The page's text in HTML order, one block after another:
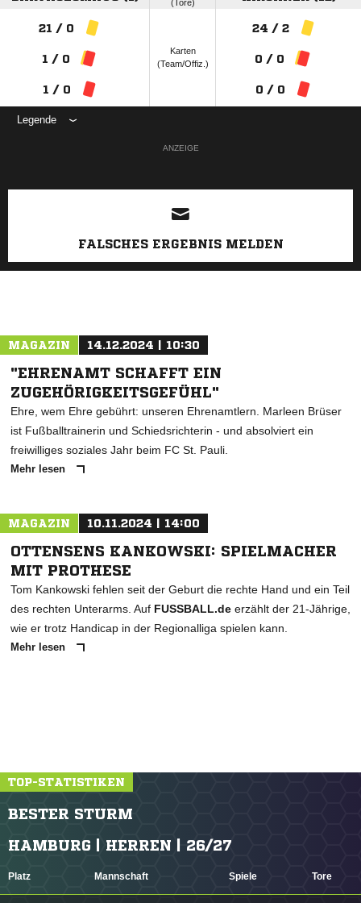
(Tore)
21 / 0
1 / 0
1 / 0
Karten
(Team/Offiz.)
24 / 2
0 / 0
0 / 0
Legende
ANZEIGE
FALSCHES ERGEBNIS MELDEN
MAGAZIN 14.12.2024 | 10:30
"EHRENAMT SCHAFFT EIN
ZUGEHÖRIGKEITSGEFÜHL"
Ehre, wem Ehre gebührt: unseren Ehrenamtlern. Marleen Brüser
ist Fußballtrainerin und Schiedsrichterin - und absolviert ein
freiwilliges soziales Jahr beim FC St. Pauli.
Mehr lesen
MAGAZIN 10.11.2024 | 14:00
OTTENSENS KANKOWSKI: SPIELMACHER
MIT PROTHESE
Tom Kankowski fehlen seit der Geburt die rechte Hand und ein Teil
des rechten Unterarms. Auf FUSSBALL.de erzählt der 21-Jährige,
wie er trotz Handicap in der Regionalliga spielen kann.
Mehr lesen
TOP-STATISTIKEN
BESTER STURM
HAMBURG | HERREN | 26/27
Platz Mannschaft Spiele Tore